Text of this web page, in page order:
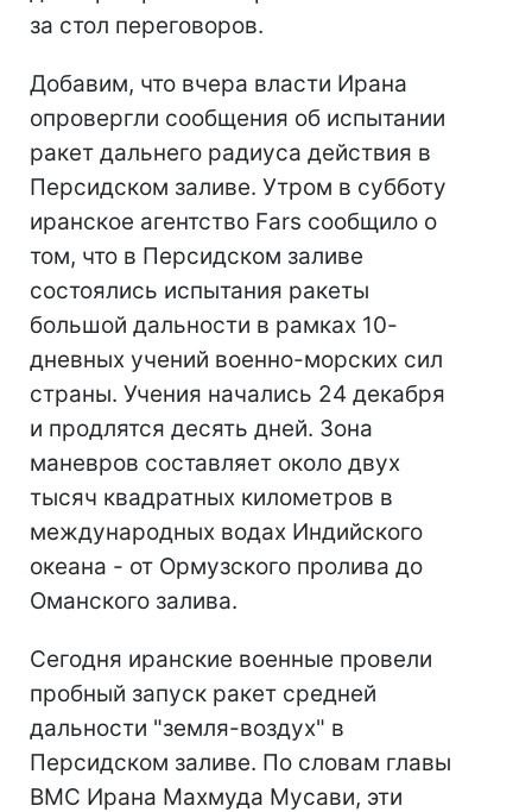
за стол переговоров.
Добавим, что вчера власти Ирана
опровергли сообщения об испытании
ракет дальнего радиуса действия в
Персидском заливе. Утром в субботу
иранское агентство Fars сообщило о
том, что в Персидском заливе
состоялись испытания ракеты
большой дальности в рамках 10-
дневных учений военно-морских сил
страны. Учения начались 24 декабря
и продлятся десять дней. Зона
маневров составляет около двух
тысяч квадратных километров в
международных водах Индийского
океана - от Ормузского пролива до
Оманского залива.
Сегодня иранские военные провели
пробный запуск ракет средней
дальности "земля-воздух" в
Персидском заливе. По словам главы
ВМС Ирана Махмуда Мусави, эти